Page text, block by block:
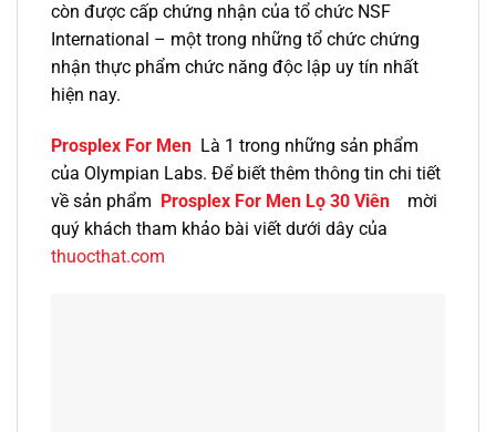
còn được cấp chứng nhận của tổ chức NSF
International – một trong những tổ chức chứng
nhận thực phẩm chức năng độc lập uy tín nhất
hiện nay.
Prosplex For Men Là 1 trong những sản phẩm
của Olympian Labs. Để biết thêm thông tin chi tiết
về sản phẩm Prosplex For Men Lọ 30 Viên
mời
quý khách tham khảo bài viết dưới dây của
thuocthat.com